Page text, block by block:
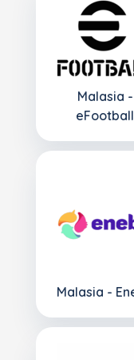
Malasia -
eFootball
Malasia -